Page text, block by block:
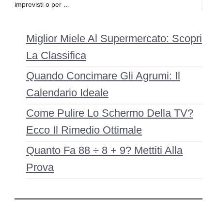
imprevisti o per …
Miglior Miele Al Supermercato: Scopri
La Classifica
Quando Concimare Gli Agrumi: Il
Calendario Ideale
Come Pulire Lo Schermo Della TV?
Ecco Il Rimedio Ottimale
Quanto Fa 88 ÷ 8 + 9? Mettiti Alla
Prova